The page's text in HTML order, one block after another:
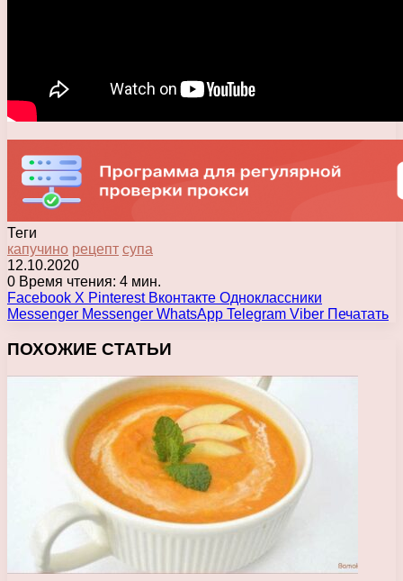
Теги
капучино рецепт супа
12.10.2020
0 Время чтения: 4 мин.
Facebook X Pinterest Вконтакте Одноклассники
Messenger Messenger WhatsApp Telegram Viber Печатать
ПОХОЖИЕ СТАТЬИ